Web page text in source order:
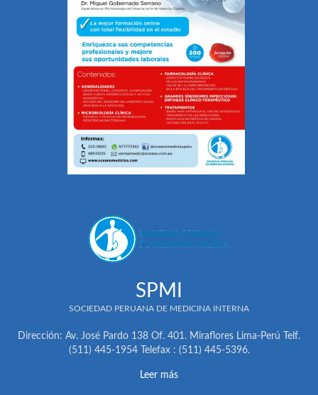
SPMI
SOCIEDAD PERUANA DE MEDICINA INTERNA
Dirección: Av. José Pardo 138 Of. 401. Miraflores Lima-Perú Telf.
(511) 445-1954 Telefax : (511) 445-5396.
Leer más